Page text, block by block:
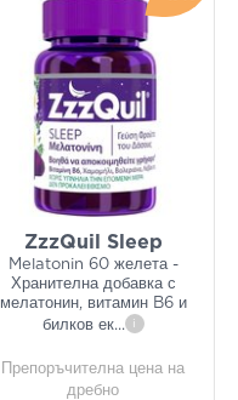
ZzzQuil Sleep
Melatonin 60 желета -
Хранителна добавка с
мелатонин, витамин B6 и
билков ек... i
Препоръчителна цена на
дребно